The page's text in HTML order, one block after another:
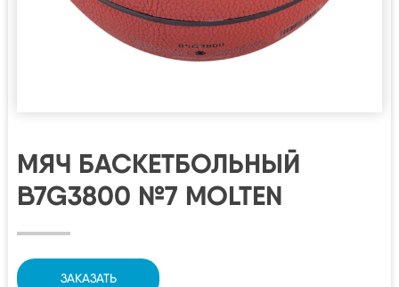
МЯЧ БАСКЕТБОЛЬНЫЙ
B7G3800 №7 MOLTEN
ЗАКАЗАТЬ